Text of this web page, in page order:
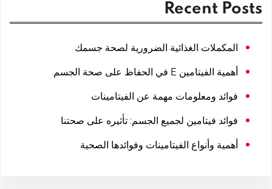
Recent Posts
المكملات الغذائية الضرورية لصحة جسمك
أهمية الفيتامين E في الحفاظ على صحة الجسم
فوائد ومعلومات مهمة عن الفيتامينات
فوائد فيتامين لجميع الجسم: تأثيره على صحتنا
أهمية وأنواع الفيتامينات وفوائدها الصحية